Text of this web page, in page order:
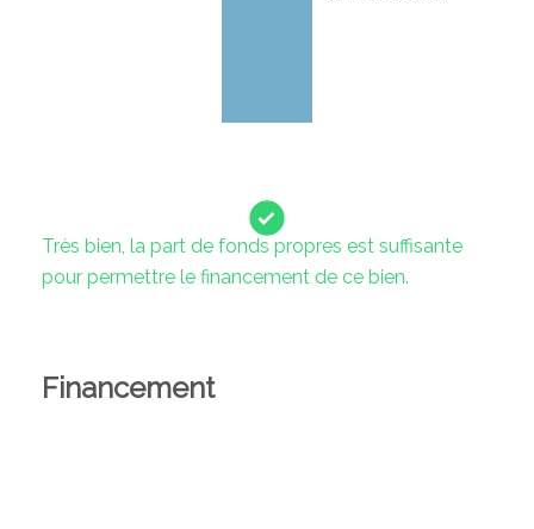
Très bien, la part de fonds propres est suffisante
pour permettre le financement de ce bien.
Financement